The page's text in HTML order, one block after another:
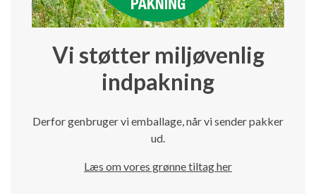
Vi støtter miljøvenlig
indpakning
Derfor genbruger vi emballage, når vi sender pakker
ud.
Læs om vores grønne tiltag her